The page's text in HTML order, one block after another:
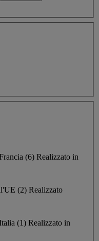
(6) Realizzato in
(2) Realizzato
(1) Realizzato in